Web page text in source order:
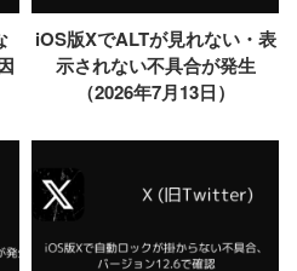
iOS版XでALTが見れない・表
示されない不具合が発生
（2026年7月13日）